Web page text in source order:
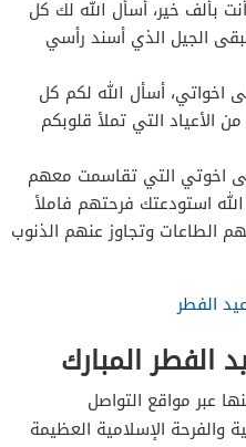
بألف خير، أسأل الله لك كل
الجيل الذي أسند رأسي
اخواتي، أسأل الله لكم كل
الأعياد التي تملأ قلوبكم
اخوتي التي تقاسمت معهم
استودعتك فرحتهم فاملأ
الطاعات وتجاوز عنهم الذنوب
الفطر
المبارك
عبر مواقع التواصل
والفرحة الإسلامية العظيمة